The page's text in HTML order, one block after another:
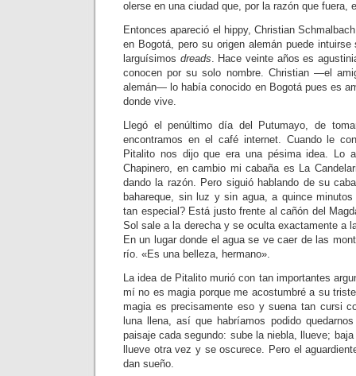
olerse en una ciudad que, por la razón que fuera,
Entonces apareció el hippy, Christian
en Bogotá, pero su origen alemán puede
larguísimos dreads. Hace veinte años es
conocen por su solo nombre. Christian —el
alemán— lo había conocido en Bogotá pues es
donde vive.
Llegó el penúltimo día del Putumayo, de
encontramos en el café internet. Cuando le
Pitalito nos dijo que era una pésima idea. Lo
Chapinero, en cambio mi cabaña es La
dando la razón. Pero siguió hablando de su
bahareque, sin luz y sin agua, a quince
tan especial? Está justo frente al cañón del
Sol sale a la derecha y se oculta exactamente a
En un lugar donde el agua se ve caer de las
río. «Es una belleza, hermano».
La idea de Pitalito murió con tan importantes
mí no es magia porque me acostumbré a su
magia es precisamente eso y suena tan cursi
luna llena, así que habríamos podido
paisaje cada segundo: sube la niebla, llueve;
llueve otra vez y se oscurece. Pero el
dan sueño.